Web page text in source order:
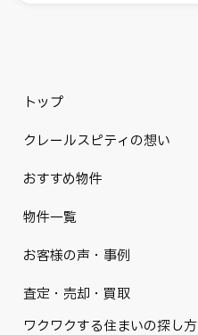
トップ
クレールスピティの想い
おすすめ物件
物件一覧
お客様の声・事例
査定・売却・買取
ワクワクする住まいの探し方